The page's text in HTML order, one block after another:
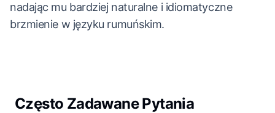
nadając mu bardziej naturalne i idiomatyczne
brzmienie w języku rumuńskim.
Często Zadawane Pytania